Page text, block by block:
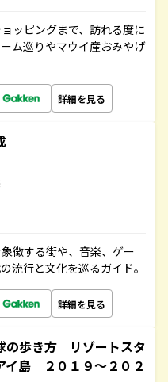
ッピングまで、訪れる度に
ム巡りやマウイ産おみやげ
詳細を見る
徴する街や、音楽、ゲー
流行と文化を巡るガイド。
詳細を見る
歩き方 リゾートスタ
島 ２０１９～２０２